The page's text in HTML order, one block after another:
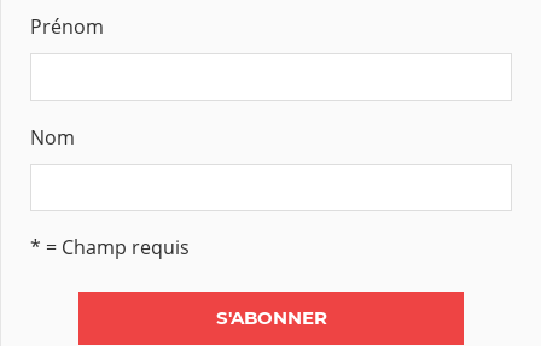
Prénom
Nom
* = Champ requis